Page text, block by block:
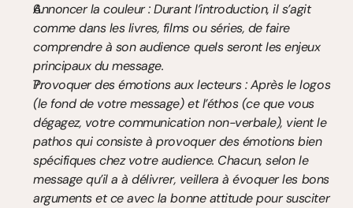
Annoncer la couleur : Durant l’introduction, il s’agit
comme dans les livres, films ou séries, de faire
comprendre à son audience quels seront les enjeux
principaux du message.
Provoquer des émotions aux lecteurs : Après le logos
(le fond de votre message) et l’éthos (ce que vous
dégagez, votre communication non-verbale), vient le
pathos qui consiste à provoquer des émotions bien
spécifiques chez votre audience. Chacun, selon le
message qu’il a à délivrer, veillera à évoquer les bons
arguments et ce avec la bonne attitude pour susciter